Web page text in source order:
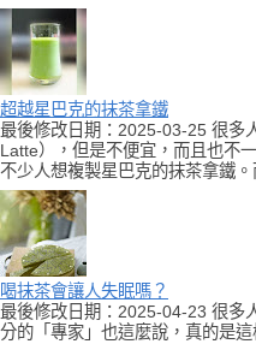
超越星巴克的抹茶拿鐵
最後修改日期：2025-03-25 很多
Latte），但是不便宜，而且也不
不少人想複製星巴克的抹茶拿鐵
喝抹茶會讓人失眠嗎？
最後修改日期：2025-04-23 很多
分的「專家」也這麼說，真的是這